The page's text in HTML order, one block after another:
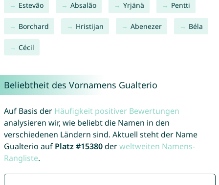
Estevão Absalão Yrjänä Pentti
Borchard Hristijan Abenezer Béla
Cécil
Beliebtheit des Vornamens Gualterio
Auf Basis der Häufigkeit positiver Bewertungen
analysieren wir, wie beliebt die Namen in den
verschiedenen Ländern sind. Aktuell steht der Name
Gualterio auf Platz #15380derweltweiten Namens-
Rangliste.